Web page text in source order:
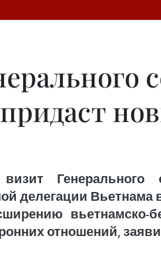
визит
делегации Вьетнама
вьетнамско-
отношений,